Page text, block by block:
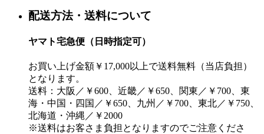
配送方法・送料について
ヤマト宅急便（日時指定可）
お買い上げ金額￥17,000以上で送料無料（当店負担）
となります。
送料：大阪／￥600、近畿／￥650、関東／￥700、東
海・中国・四国／￥650、九州／￥700、東北／￥750、
北海道・沖縄／￥2000
※送料はお客さま負担となりますのでご注意くださ